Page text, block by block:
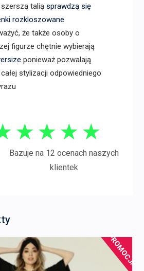
talią sprawdzą się
rozkloszowane
że także osoby o
figurze chętnie wybierają
ponieważ pozwalają
stylizacji odpowiedniego
★ ★ ★ ★
Bazuje na 12 ocenach naszych
klientek
PROMOCJA!